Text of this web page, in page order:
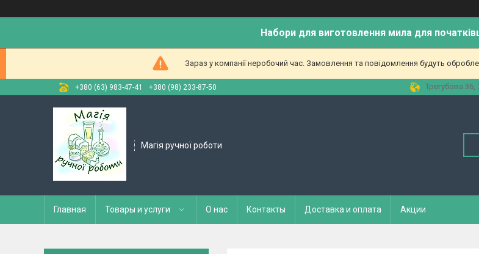
Набори для виготовлення мила для
Зараз у компанії неробочий час. Замовлення та повідомлення будуть
+380 (63) 983-47-41 +380 (98) 233-87-50 Трегубова 36,
Магія ручної роботи
Главная Товары и услуги О нас Контакты Доставка и оплата Акции